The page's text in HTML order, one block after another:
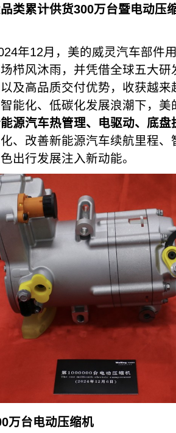
品类累计供货300万台暨电动压
年12月，美的威灵汽车部件
栉风沐雨，并凭借全球五大研
及高品质交付优势，收获越
能化、低碳化发展浪潮下，
源汽车热管理、电驱动、底盘
、改善新能源汽车续航里程
出行发展注入新动能。
万台电动压缩机